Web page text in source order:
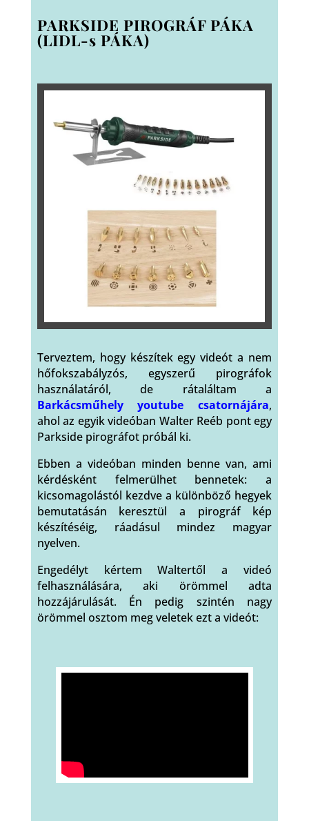
PARKSIDE PIROGRÁF PÁKA
(LIDL-s PÁKA)
Terveztem, hogy készítek egy videót a nem
hőfokszabályzós, egyszerű pirográfok
használatáról, de rátaláltam a
Barkácsműhely youtube csatornájára,
ahol az egyik videóban Walter Reéb pont egy
Parkside pirográfot próbál ki.
Ebben a videóban minden benne van, ami
kérdésként felmerülhet bennetek: a
kicsomagolástól kezdve a különböző hegyek
bemutatásán keresztül a pirográf kép
készítéséig, ráadásul mindez magyar
nyelven.
Engedélyt kértem Waltertől a videó
felhasználására, aki örömmel adta
hozzájárulását. Én pedig szintén nagy
örömmel osztom meg veletek ezt a videót: